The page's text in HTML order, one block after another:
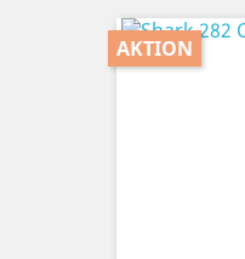
AKTION